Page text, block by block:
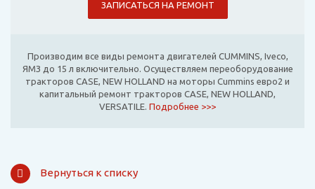
ЗАПИСАТЬСЯ НА РЕМОНТ
Производим все виды ремонта двигателей CUMMINS, Iveco,
ЯМЗ до 15 л включительно. Осуществляем переоборудование
тракторов CASE, NEW HOLLAND на моторы Cummins евро2 и
капитальный ремонт тракторов CASE, NEW HOLLAND,
VERSATILE. Подробнее >>>
Вернуться к списку